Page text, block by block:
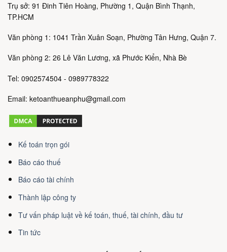
Trụ sở: 91 Đinh Tiên Hoàng, Phường 1, Quận Bình Thạnh,
TP.HCM
Văn phòng 1: 1041 Trần Xuân Soạn, Phường Tân Hưng, Quận 7.
Văn phòng 2: 26 Lê Văn Lương, xã Phước Kiển, Nhà Bè
Tel: 0902574504 - 0989778322
Email: ketoanthueanphu@gmail.com
Kế toán trọn gói
Báo cáo thuế
Báo cáo tài chính
Thành lập công ty
Tư vấn pháp luật về kế toán, thuế, tài chính, đầu tư
Tin tức